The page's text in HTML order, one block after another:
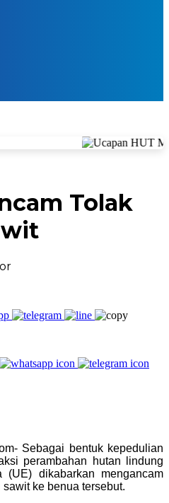
Tolak
Sebagai bentuk kepedulian
perambahan hutan lindung
dikabarkan mengancam
ke benua tersebut.